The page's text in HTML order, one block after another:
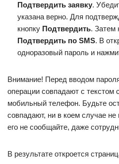
Подтвердить заявку.
указана верно. Для
кнопку Подтвердить. Затем
Подтвердить по SMS. В
одноразовый пароль и
Внимание! Перед вводом
операции совпадают с текстом
мобильный телефон. Будьте
совпадают, ни в коем случае
его не сообщайте, даже
В результате откроется